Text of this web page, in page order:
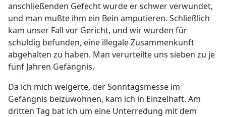
anschließenden Gefecht wurde er schwer verwundet,
und man mußte ihm ein Bein amputieren. Schließlich
kam unser Fall vor Gericht, und wir wurden für
schuldig befunden, eine illegale Zusammenkunft
abgehalten zu haben. Man verurteilte uns sieben zu je
fünf Jahren Gefängnis.
Da ich mich weigerte, der Sonntagsmesse im
Gefängnis beizuwohnen, kam ich in Einzelhaft. Am
dritten Tag bat ich um eine Unterredung mit dem